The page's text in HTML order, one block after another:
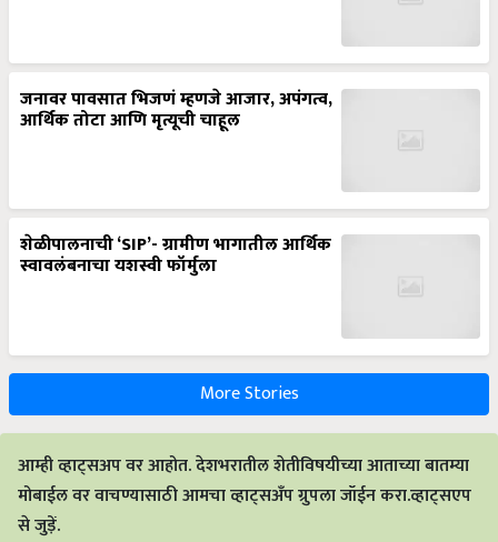
जनावर पावसात भिजणं म्हणजे आजार, अपंगत्व,
आर्थिक तोटा आणि मृत्यूची चाहूल
शेळीपालनाची ‘SIP’- ग्रामीण भागातील आर्थिक
स्वावलंबनाचा यशस्वी फॉर्मुला
More Stories
आम्ही व्हाट्सअप वर आहोत. देशभरातील शेतीविषयीच्या आताच्या बातम्या
मोबाईल वर वाचण्यासाठी आमचा व्हाट्सअँप ग्रुपला जॉईन करा.व्हाट्सएप
से जुड़ें.